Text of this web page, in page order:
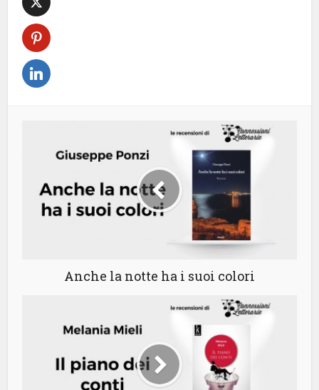
Anche la notte ha i suoi colori